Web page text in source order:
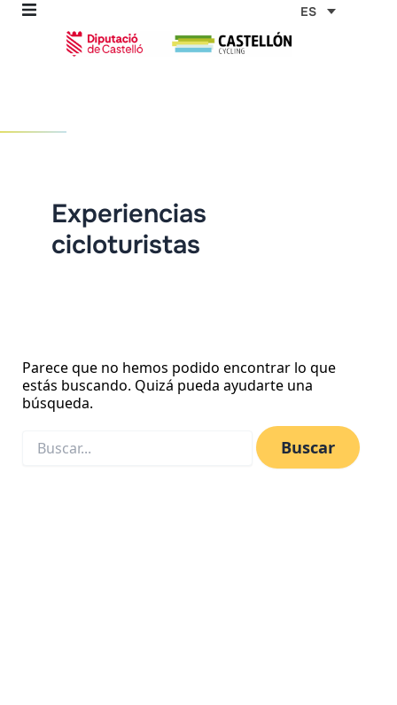
contenido
ES
Experiencias
cicloturistas
Parece que no hemos podido encontrar lo que
estás buscando. Quizá pueda ayudarte una
búsqueda.
Buscar